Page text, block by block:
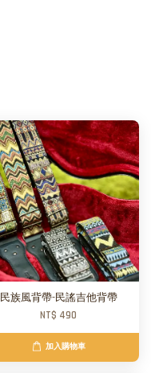
民族風背帶-民謠吉他背帶
NT$ 490
加入購物車